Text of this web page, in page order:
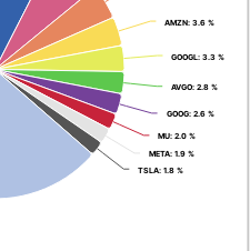
AMZN: 3.6 %
AMZN: 3.6 %
GOOGL: 3.3 %
GOOGL: 3.3 %
AVGO: 2.8 %
AVGO: 2.8 %
GOOG: 2.6 %
GOOG: 2.6 %
MU: 2.0 %
MU: 2.0 %
META: 1.9 %
META: 1.9 %
TSLA: 1.8 %
TSLA: 1.8 %